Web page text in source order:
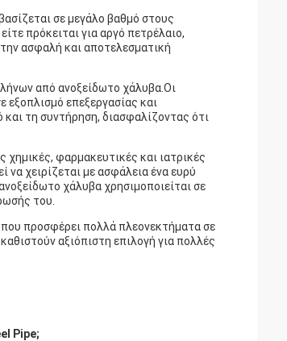
σε μεγάλο βαθμό στους
πρόκειται για αργό πετρέλαιο,
ασφαλή και αποτελεσματική
από ανοξείδωτο χάλυβα.Οι
εξοπλισμό επεξεργασίας και
τη συντήρηση, διασφαλίζοντας ότι
φαρμακευτικές και ιατρικές
να χειρίζεται με ασφάλεια ένα ευρύ
χάλυβα χρησιμοποιείται σε
του.
προσφέρει πολλά πλεονεκτήματα σε
αξιόπιστη επιλογή για πολλές
Pipe;